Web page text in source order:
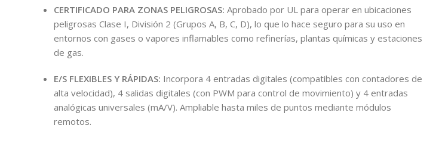
CERTIFICADO PARA ZONAS PELIGROSAS: Aprobado por UL para operar en ubicaciones
peligrosas Clase I, División 2 (Grupos A, B, C, D), lo que lo hace seguro para su uso en
entornos con gases o vapores inflamables como refinerías, plantas químicas y estaciones
de gas.
E/S FLEXIBLES Y RÁPIDAS: Incorpora 4 entradas digitales (compatibles con contadores de
alta velocidad), 4 salidas digitales (con PWM para control de movimiento) y 4 entradas
analógicas universales (mA/V). Ampliable hasta miles de puntos mediante módulos
remotos.